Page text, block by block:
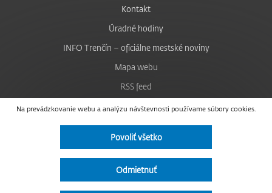
Na prevádzkovanie webu a analýzu návštevnosti používame súbory cookies.
Povoliť všetko
Odmietnuť
Kontakt
Úradné hodiny
INFO Trenčín – oficiálne mestské noviny
Mapa webu
RSS feed
Nastavenie cookies
Facebook
Instagram
Vyhlásenie o prístupnosti